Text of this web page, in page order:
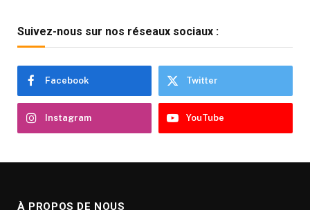
Suivez-nous sur nos réseaux sociaux :
Facebook Twitter
Instagram YouTube
À PROPOS DE NOUS